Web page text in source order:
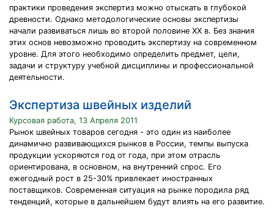
практики проведения экспертиз можно отыскать в глубокой
древности. Однако методологические основы экспертизы
начали развиваться лишь во второй половине XX в. Без знания
этих основ невозможно проводить экспертизу на современном
уровне. Для этого необходимо определить предмет, цели,
задачи и структуру учебной дисциплины и профессиональной
деятельности.
Экспертиза швейных изделий
Курсовая работа, 13 Апреля 2011
Рынок швейных товаров сегодня - это один из наиболее
динамично развивающихся рынков в России, темпы выпуска
продукции ускоряются год от года, при этом отрасль
ориентирована, в основном, на внутренний спрос. Его
ежегодный рост в 25-30% привлекает иностранных
поставщиков. Современная ситуация на рынке породила ряд
тенденций, которые в дальнейшем будут влиять на его развитие.